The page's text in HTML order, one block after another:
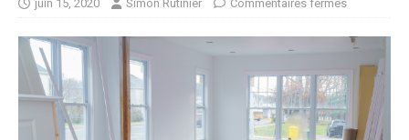
juin 15, 2020 Simon Rutinier Commentaires fermés